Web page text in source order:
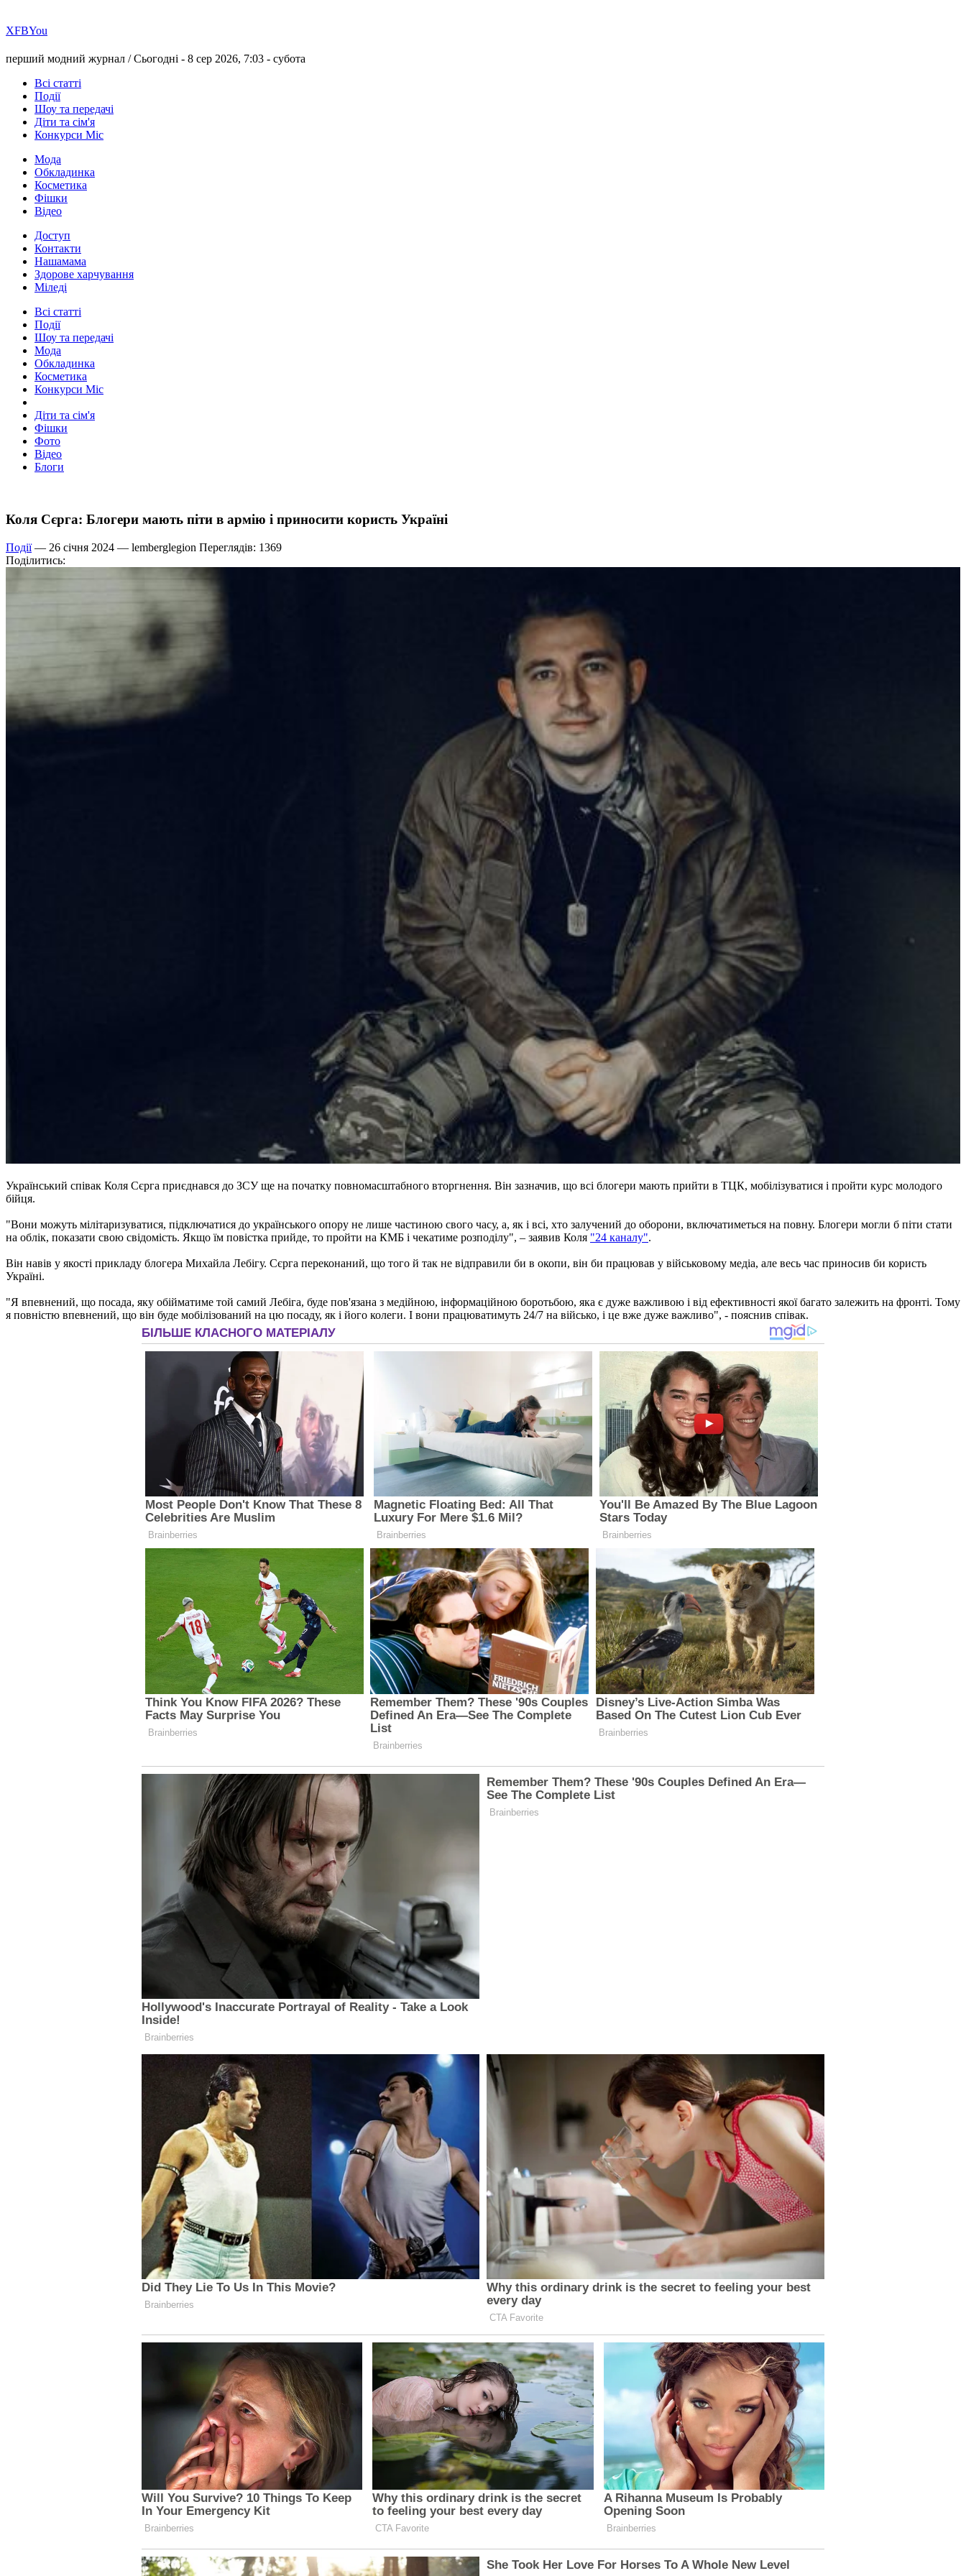
ХFBYou
перший модний журнал /Сьогодні - 8 сер 2026, 7:03 - субота
Всі статті
Події
Шоу та передачі
Діти та сім'я
Конкурси Міс
Мода
Обкладинка
Косметика
Фішки
Відео
Доступ
Контакти
Нашамама
Здорове харчування
Міледі
Всі статті
Події
Шоу та передачі
Мода
Обкладинка
Косметика
Конкурси Міс
Діти та сім'я
Фішки
Фото
Відео
Блоги
Коля Сєрга: Блогери мають піти в армію і приносити користь Україні
Події— 26 січня 2024 — lemberglegion Переглядів: 1369
Поділитись:
Український співак Коля Сєрга приєднався до ЗСУ ще на початку повномасштабного вторгнення. Він зазначив, що всі блогери мають прийти в ТЦК, мобілізуватися і пройти курс молодого
бійця.
"Вони можуть мілітаризуватися, підключатися до українського опору не лише частиною свого часу, а, як і всі, хто залучений до оборони, включатиметься на повну. Блогери могли б піти стати
на облік, показати свою свідомість. Якщо їм повістка прийде, то пройти на КМБ і чекатиме розподілу", – заявив Коля "24 каналу".
Він навів у якості прикладу блогера Михайла Лебігу. Сєрга переконаний, що того й так не відправили би в окопи, він би працював у військовому медіа, але весь час приносив би користь
Україні.
"Я впевнений, що посада, яку обійматиме той самий Лебіга, буде пов'язана з медійною, інформаційною боротьбою, яка є дуже важливою і від ефективності якої багато залежить на фронті. Тому
я повністю впевнений, що він буде мобілізований на цю посаду, як і його колеги. І вони працюватимуть 24/7 на військо, і це вже дуже важливо", - пояснив співак.